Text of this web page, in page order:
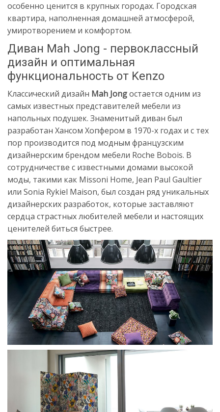
особенно ценится в крупных городах. Городская
квартира, наполненная домашней атмосферой,
умиротворением и комфортом.
Диван Mah Jong - первоклассный
дизайн и оптимальная
функциональность от Kenzo
Классический дизайн Mah Jongостается одним из
самых известных представителей мебели из
напольных подушек. Знаменитый диван был
разработан Хансом Хопфером в 1970-х годах и с тех
пор производится под модным французским
дизайнерским брендом мебели Roche Bobois. В
сотрудничестве с известными домами высокой
моды, такими как Missoni Home, Jean Paul Gaultier
или Sonia Rykiel Maison, был создан ряд уникальных
дизайнерских разработок, которые заставляют
сердца страстных любителей мебели и настоящих
ценителей биться быстрее.